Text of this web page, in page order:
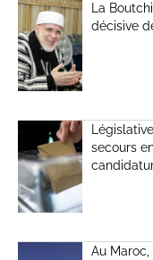
La
décisive
secours
Au